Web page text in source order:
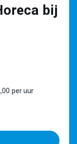
bij
per uur